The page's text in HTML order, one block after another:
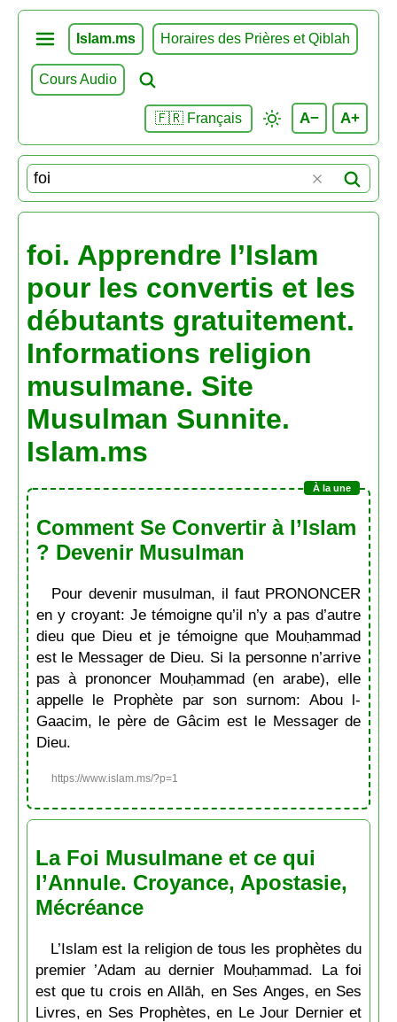
Islam.ms Horaires des Prières et Qiblah
Cours Audio
🇫🇷 Français A− A+
foi. Apprendre l’Islam
pour les convertis et les
débutants gratuitement.
Informations religion
musulmane. Site
Musulman Sunnite.
Islam.ms
Comment Se Convertir à l’Islam
? Devenir Musulman
Pour devenir musulman, il faut PRONONCER
en y croyant: Je témoigne qu’il n’y a pas d’autre
dieu que Dieu et je témoigne que Mouḥammad
est le Messager de Dieu. Si la personne n’arrive
pas à prononcer Mouḥammad (en arabe), elle
appelle le Prophète par son surnom: Abou l-
Gaacim, le père de Gâcim est le Messager de
Dieu.
https://www.islam.ms/?p=1
La Foi Musulmane et ce qui
l’Annule. Croyance, Apostasie,
Mécréance
L’Islam est la religion de tous les prophètes du
premier ’Adam au dernier Mouḥammad. La foi
est que tu crois en Allāh, en Ses Anges, en Ses
Livres, en Ses Prophètes, en Le Jour Dernier et